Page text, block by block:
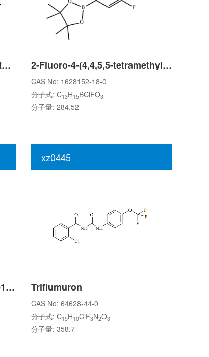
4-bromo-N-methyl-2-(4,4,5,5-tetramethyl-1,3,2-dioxaborolan-2-yl)benzamide 2-Fluoro-4-(4,4,5,5-tetramethyl-1,3,2-dioxaborolan-2-yl)benzoyl chloride
CAS No: 1628152-18-0
分子式: C13H15BClFO3
分子量: 284.52
5-hydroxy-2,3-dihydroindole-1-carboxylic acid tert-butyl ester
xz0445
Triflumuron
CAS No: 64628-44-0
分子式: C15H10ClF3N2O3
分子量: 358.7